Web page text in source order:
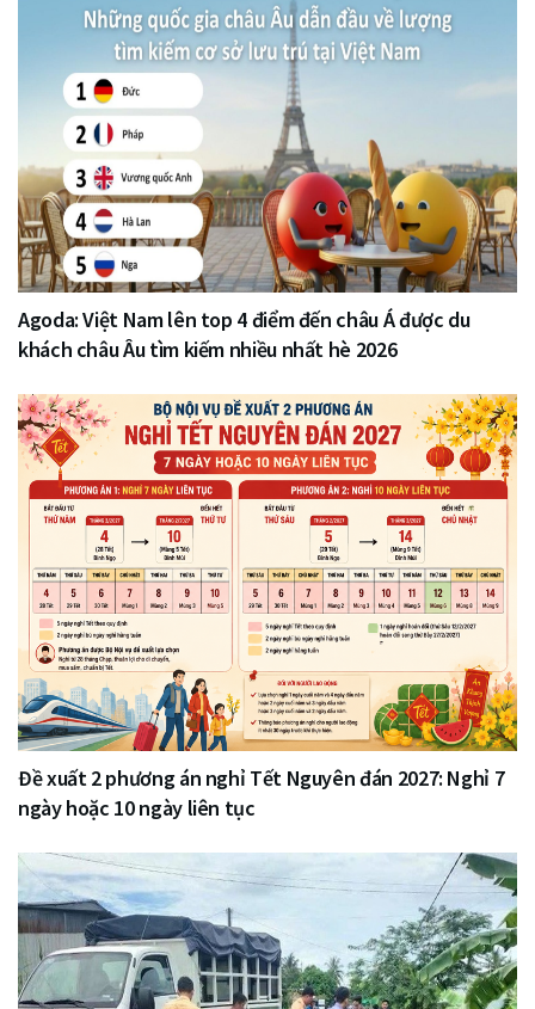
Agoda: Việt Nam lên top 4 điểm đến châu Á được du
khách châu Âu tìm kiếm nhiều nhất hè 2026
Đề xuất 2 phương án nghỉ Tết Nguyên đán 2027: Nghỉ 7
ngày hoặc 10 ngày liên tục